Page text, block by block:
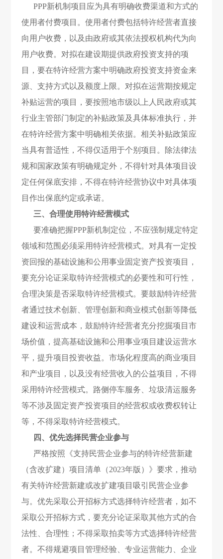
PPP新机制项目应为具有明确收费渠道和方式的
使用者付费项目。使用者付费包括特许经营者直接
向用户收费，以及由政府或其依法授权机构代为向
用户收费。对拟在建设期提供政府投资支持的项
目，要在特许经营方案中明确政府投资支持资金来
源、支持方式以及额度上限。对拟在运营期按规定
补贴运营的项目，要按照地市级以上人民政府或其
行业主管部门制定的补贴政策及具体标准执行，并
在特许经营方案中明确相关依据。相关补贴政策应
当具有普适性，不得仅适用于个别项目。除法律法
规和国家政策有明确规定外，不得针对具体项目设
定任何保底安排，不得在特许经营协议中对具体项
目作出保底约定或承诺。
三、合理使用特许经营模式
要准确把握PPP新机制定位，不应强制规定特定
领域和范围必须采用特许经营模式。对具有一定投
资回报的基础设施和公用事业固定资产投资项目
，
要充分论证采取特许经营模式的必要性和可行性，
合理决策是否采取特许经营模式。要鼓励特许经营
者通过技术创新、管理创新和商业模式创新等降低
建设和运营成本，鼓励特许经营者充分挖掘项目市
场价值，提高基础设施和公用事业项目建设运营水
平，提升项目投资收益。市场化程度高的商业项目
和产业项目，以及没有经营收入的公益项目，不得
采用特许经营模式。路侧停车服务、垃圾清运服务
等不涉及固定资产投资项目的经营权或收费权转让
等，不得采取特许经营模式。
四、优先选择民营企业参与
严格按照《支持民营企业参与的特许经营新建
（含改扩建）项目清单（2023年版）》要求，推动
有关特许经营新建或改扩建项目吸引民营企业参
与。优先采取公开招标方式选择特许经营者，如不
采取公开招标方式，要充分论证采取其他方式的合
法性、合理性；不得采取拍卖等方式选择特许经营
者。不得规避项目管理经验、专业运营能力、企业